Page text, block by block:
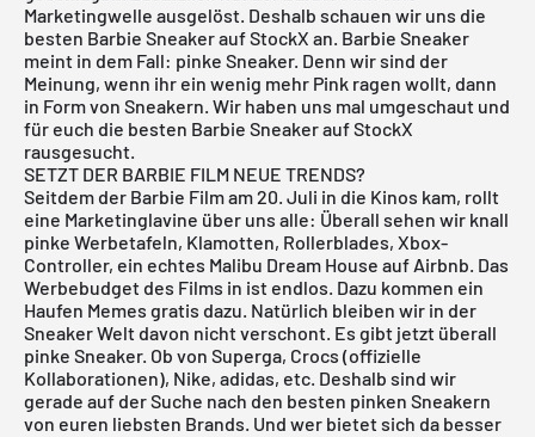
Marketingwelle ausgelöst. Deshalb schauen wir uns die
besten Barbie Sneaker auf StockX an. Barbie Sneaker
meint in dem Fall: pinke Sneaker. Denn wir sind der
Meinung, wenn ihr ein wenig mehr Pink ragen wollt, dann
in Form von Sneakern. Wir haben uns mal umgeschaut und
für euch die besten Barbie Sneaker auf StockX
rausgesucht.
SETZT DER BARBIE FILM NEUE TRENDS?
Seitdem der Barbie Film am 20. Juli in die Kinos kam, rollt
eine Marketinglavine über uns alle: Überall sehen wir knall
pinke Werbetafeln, Klamotten, Rollerblades, Xbox-
Controller, ein echtes Malibu Dream House auf Airbnb. Das
Werbebudget des Films in ist endlos. Dazu kommen ein
Haufen Memes gratis dazu. Natürlich bleiben wir in der
Sneaker Welt davon nicht verschont. Es gibt jetzt überall
pinke Sneaker. Ob von Superga, Crocs (offizielle
Kollaborationen), Nike, adidas, etc. Deshalb sind wir
gerade auf der Suche nach den besten pinken Sneakern
von euren liebsten Brands. Und wer bietet sich da besser